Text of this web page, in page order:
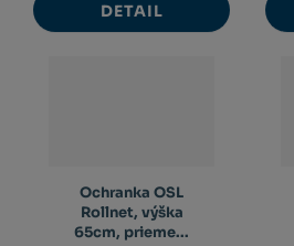
DETAIL
Ochranka OSL
Rollnet, výška
65cm, prieme...